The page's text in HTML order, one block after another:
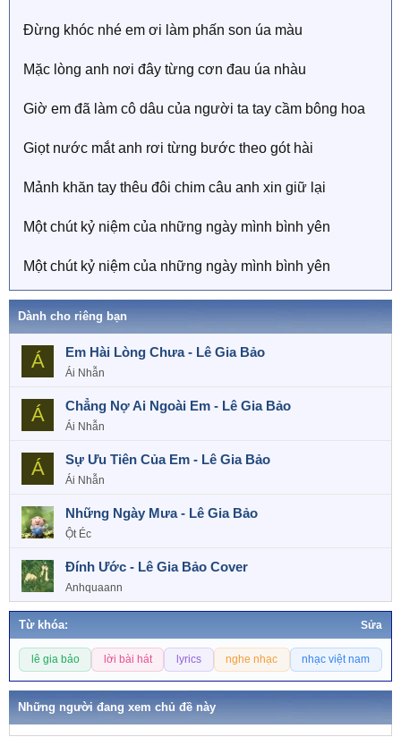
Đừng khóc nhé em ơi làm phấn son úa màu
Mặc lòng anh nơi đây từng cơn đau úa nhàu
Giờ em đã làm cô dâu của người ta tay cầm bông hoa
Giọt nước mắt anh rơi từng bước theo gót hài
Mảnh khăn tay thêu đôi chim câu anh xin giữ lại
Một chút kỷ niệm của những ngày mình bình yên
Một chút kỷ niệm của những ngày mình bình yên
Dành cho riêng bạn
Á Em Hài Lòng Chưa - Lê Gia Bảo
Ái Nhẫn
Á Chẳng Nợ Ai Ngoài Em - Lê Gia Bảo
Ái Nhẫn
Á Sự Ưu Tiên Của Em - Lê Gia Bảo
Ái Nhẫn
Những Ngày Mưa - Lê Gia Bảo
Ột Éc
Đính Ước - Lê Gia Bảo Cover
Anhquaann
Từ khóa: Sửa
k
ó
lê gia bảo lời bài hát lyrics nghe nhạc nhạc việt nam
Những người đang xem chủ đề này